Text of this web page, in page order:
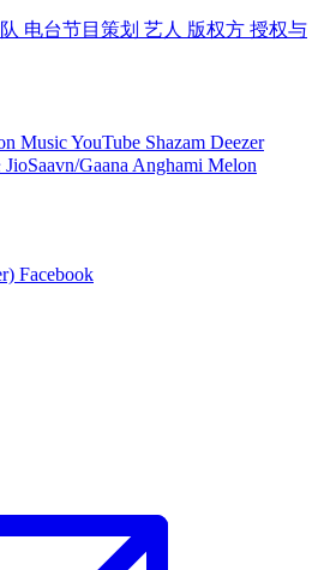
电台节目策划 艺人 版权方 授权与
MusicYouTube Shazam Deezer
JioSaavn/Gaana Anghami Melon
Facebook